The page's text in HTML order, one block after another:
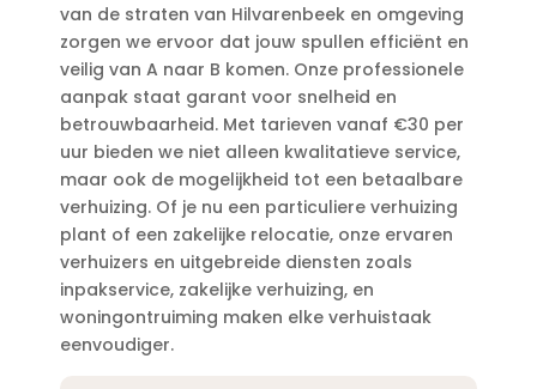
van de straten van Hilvarenbeek en omgeving
zorgen we ervoor dat jouw spullen efficiënt en
veilig van A naar B komen.​ Onze professionele
aanpak staat garant voor snelheid en
betrouwbaarheid.​ Met tarieven vanaf €30 per
uur bieden we niet alleen kwalitatieve service,
maar ook de mogelijkheid tot een betaalbare
verhuizing.​ Of je nu een particuliere verhuizing
plant of een zakelijke relocatie, onze ervaren
verhuizers en uitgebreide diensten zoals
inpakservice, zakelijke verhuizing, en
woningontruiming maken elke verhuistaak
eenvoudiger.​